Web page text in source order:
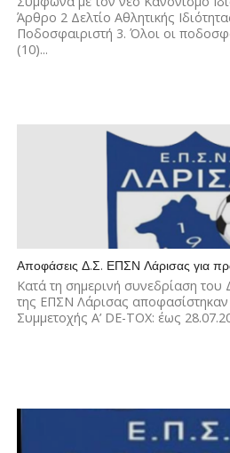
Άρθρο 2 Δελτίο Αθλητικής
Ποδοσφαιριστή 3. Όλοι οι
(10)...
Αποφάσεις Δ.Σ. ΕΠΣΝ Λάρισας για
Κατά τη σημερινή συνεδρίαση του
της ΕΠΣΝ Λάρισας αποφασίστηκαν
Συμμετοχής Α’ DE-TOX: έως